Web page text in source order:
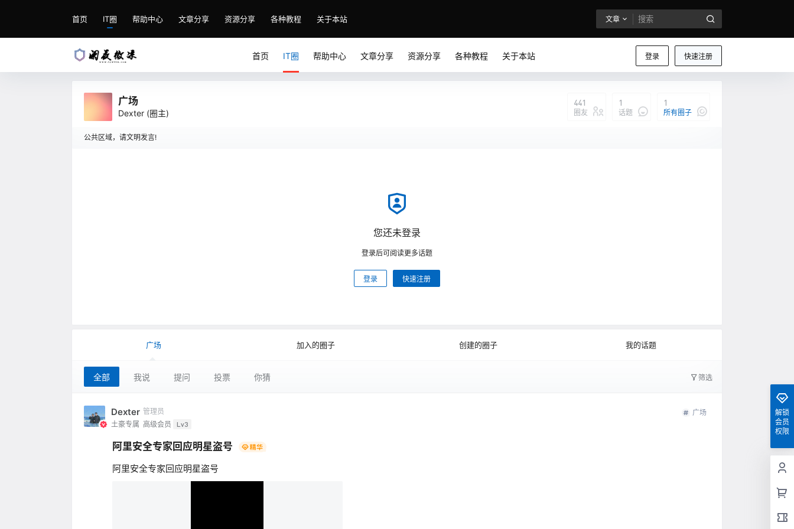
首页 IT圈 帮助中心 文章分享 资源分享 各种教程 关于本站 文章
登录 快速注册
首页 IT圈 帮助中心 文章分享 资源分享 各种教程 关于本站
广场
Dexter (圈主)
441
圈友
1
话题
1
所有圈子
公共区域，请文明发言!
您还未登录
登录后可阅读更多话题
登录 快速注册
广场 加入的圈子 创建的圈子 我的话题
全部 我说 提问 投票 你猜 筛选
Dexter 管理员
土豪专属 高级会员 Lv3
广场
阿里安全专家回应明星盗号
阿里安全专家回应明星盗号
解锁
会员
权限